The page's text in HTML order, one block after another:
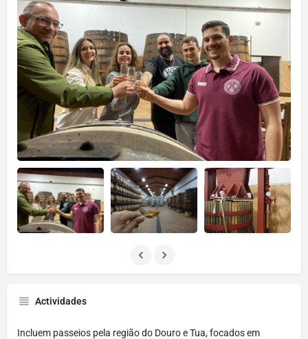
Actividades
Incluem passeios pela região do Douro e Tua, focados em